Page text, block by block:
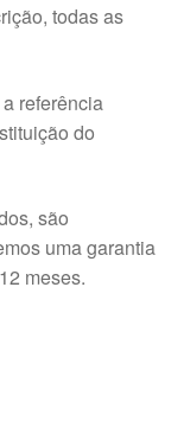
todas as
referência
do
são
uma garantia
meses.